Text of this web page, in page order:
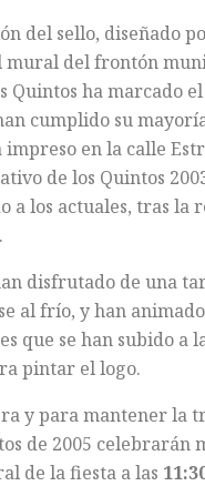
del sello, diseñado
mural del frontón
Quintos ha marcado
cumplido su
impreso en la calle
de los Quintos
a los actuales, tras la
disfrutado de una
al frío, y han
que se han subido a
pintar el logo.
y para mantener la
de 2005 celebrarán
de la fiesta a las